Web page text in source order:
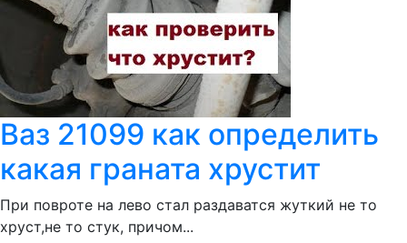
Ваз 21099 как определить
какая граната хрустит
При повроте на лево стал раздаватся жуткий не то
хруст,не то стук, причом...